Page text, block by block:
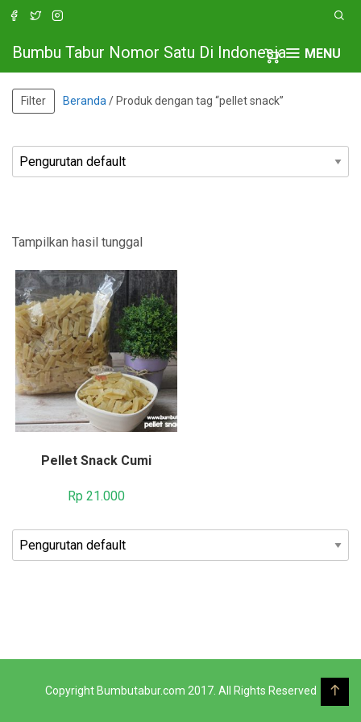
MENU
Bumbu Tabur Nomor Satu Di Indonesia
Filter Beranda / Produk dengan tag “pellet snack”
Tampilkan hasil tunggal
Pellet Snack Cumi
Rp 21.000
Copyright Bumbutabur.com 2017. All Rights Reserved